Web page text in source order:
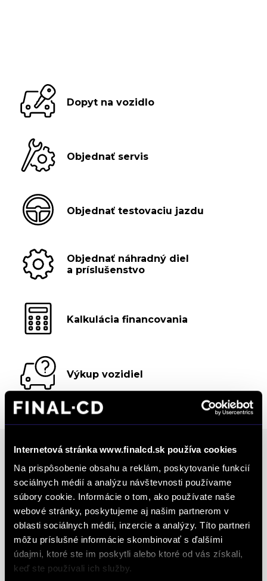
Internetová stránka www.finalcd.sk používa cookies
Na prispôsobenie obsahu a reklám, poskytovanie funkcií
sociálnych médií a analýzu návštevnosti používame
súbory cookie. Informácie o tom, ako používate naše
webové stránky, poskytujeme aj našim partnerom v
oblasti sociálnych médií, inzercie a analýzy. Títo partneri
môžu príslušné informácie skombinovať s ďalšími
údajmi, ktoré ste im poskytli alebo ktoré od vás získali,
keď ste používali ich služby.
Dopyt na vozidlo
Objednať servis
Objednať testovaciu jazdu
Objednať náhradný diel
a príslušenstvo
Kalkulácia financovania
Výkup vozidiel
Ocenenia
FINAL-CD získalo prestížny certifikát AAA Highest
Creditworthiness, tento certifikát je jedným z
najdôležitejších Európskych štandardov
definujúcich kvalitu obchodnej činnosti. Je
medzinárodne uznávanou známkou obchodnej